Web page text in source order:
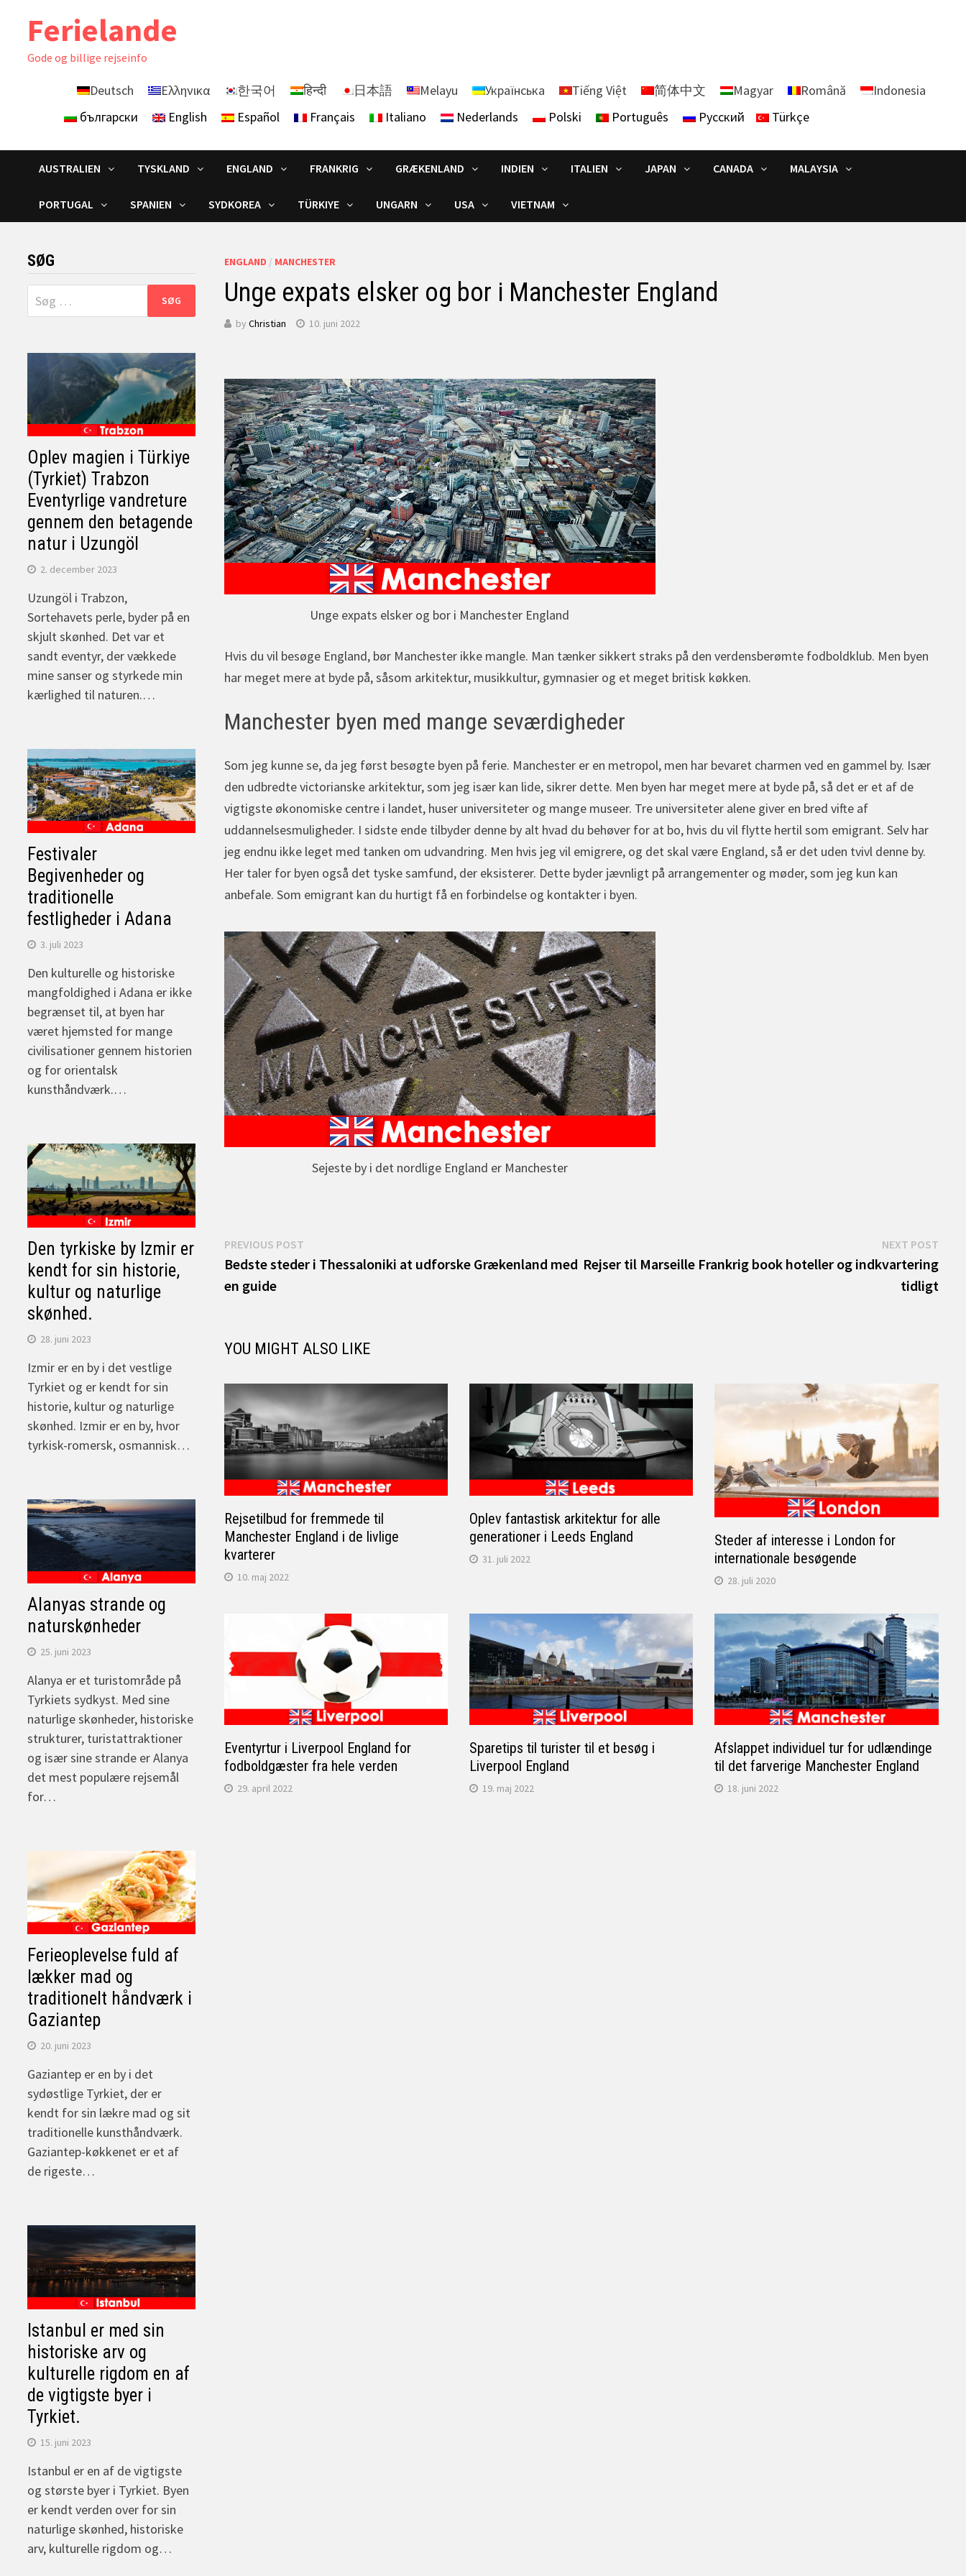
Ferielande
Gode ​​og billige rejseinfo
Deutsch Ελληνικα 한국어 हिन्दी 日本語 Melayu Українська Tiếng Việt 简体中文 Magyar Română
Indonesia
български
English Español Français Italiano Nederlands Polski Português Русский Türkçe
AUSTRALIEN TYSKLAND ENGLAND FRANKRIG GRÆKENLAND INDIEN ITALIEN JAPAN CANADA MALAYSIA
PORTUGAL SPANIEN SYDKOREA TÜRKIYE UNGARN USA VIETNAM
ENGLAND / MANCHESTER
Unge expats elsker og bor i Manchester England
by Christian 10. juni 2022
Unge expats elsker og bor i Manchester England
Hvis du vil besøge England, bør Manchester ikke mangle. Man tænker sikkert straks på den verdensberømte fodboldklub. Men byen
har meget mere at byde på, såsom arkitektur, musikkultur, gymnasier og et meget britisk køkken.
Manchester byen med mange seværdigheder
Som jeg kunne se, da jeg først besøgte byen på ferie. Manchester er en metropol, men har bevaret charmen ved en gammel by. Især
den udbredte victorianske arkitektur, som jeg især kan lide, sikrer dette. Men byen har meget mere at byde på, så det er et af de
vigtigste økonomiske centre i landet, huser universiteter og mange museer. Tre universiteter alene giver en bred vifte af
uddannelsesmuligheder. I sidste ende tilbyder denne by alt hvad du behøver for at bo, hvis du vil flytte hertil som emigrant. Selv har
jeg endnu ikke leget med tanken om udvandring. Men hvis jeg vil emigrere, og det skal være England, så er det uden tvivl denne by.
Her taler for byen også det tyske samfund, der eksisterer. Dette byder jævnligt på arrangementer og møder, som jeg kun kan
anbefale. Som emigrant kan du hurtigt få en forbindelse og kontakter i byen.
Sejeste by i det nordlige England er Manchester
Indlægsnavigation
PREVIOUS POSTPrevious
post:
Bedste steder i Thessaloniki at udforske Grækenland med
en guide
NEXT POSTNext
post:
Rejser til Marseille Frankrig book hoteller og indkvartering
tidligt
YOU MIGHT ALSO LIKE
Rejsetilbud for fremmede til
Manchester England i de livlige
kvarterer
10. maj 2022
Oplev fantastisk arkitektur for alle
generationer i Leeds England
31. juli 2022
Steder af interesse i London for
internationale besøgende
28. juli 2020
Eventyrtur i Liverpool England for
fodboldgæster fra hele verden
29. april 2022
Sparetips til turister til et besøg i
Liverpool England
19. maj 2022
Afslappet individuel tur for udlændinge
til det farverige Manchester England
18. juni 2022
SØG
Søg
efter:
Oplev magien i Türkiye
(Tyrkiet) Trabzon
Eventyrlige vandreture
gennem den betagende
natur i Uzungöl
2. december 2023
Uzungöl i Trabzon,
Sortehavets perle, byder på en
skjult skønhed. Det var et
sandt eventyr, der vækkede
mine sanser og styrkede min
kærlighed til naturen.…
Festivaler
Begivenheder og
traditionelle
festligheder i Adana
3. juli 2023
Den kulturelle og historiske
mangfoldighed i Adana er ikke
begrænset til, at byen har
været hjemsted for mange
civilisationer gennem historien
og for orientalsk
kunsthåndværk.…
Den tyrkiske by Izmir er
kendt for sin historie,
kultur og naturlige
skønhed.
28. juni 2023
Izmir er en by i det vestlige
Tyrkiet og er kendt for sin
historie, kultur og naturlige
skønhed. Izmir er en by, hvor
tyrkisk-romersk, osmannisk…
Alanyas strande og
naturskønheder
25. juni 2023
Alanya er et turistområde på
Tyrkiets sydkyst. Med sine
naturlige skønheder, historiske
strukturer, turistattraktioner
og især sine strande er Alanya
det mest populære rejsemål
for…
Ferieoplevelse fuld af
lækker mad og
traditionelt håndværk i
Gaziantep
20. juni 2023
Gaziantep er en by i det
sydøstlige Tyrkiet, der er
kendt for sin lækre mad og sit
traditionelle kunsthåndværk.
Gaziantep-køkkenet er et af
de rigeste…
Istanbul er med sin
historiske arv og
kulturelle rigdom en af
de vigtigste byer i
Tyrkiet.
15. juni 2023
Istanbul er en af de vigtigste
og største byer i Tyrkiet. Byen
er kendt verden over for sin
naturlige skønhed, historiske
arv, kulturelle rigdom og…